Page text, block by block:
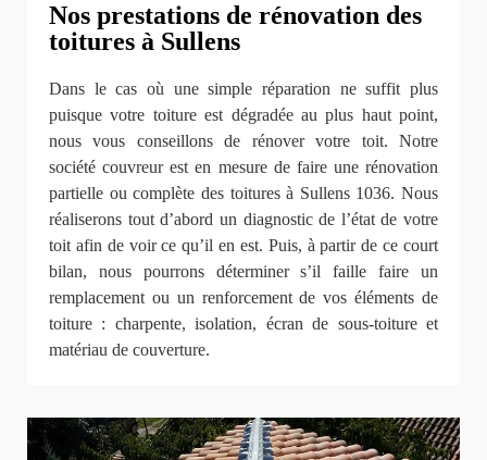
Nos prestations de rénovation des
toitures à Sullens
Dans le cas où une simple réparation ne suffit plus
puisque votre toiture est dégradée au plus haut point,
nous vous conseillons de rénover votre toit. Notre
société couvreur est en mesure de faire une rénovation
partielle ou complète des toitures à Sullens 1036. Nous
réaliserons tout d’abord un diagnostic de l’état de votre
toit afin de voir ce qu’il en est. Puis, à partir de ce court
bilan, nous pourrons déterminer s’il faille faire un
remplacement ou un renforcement de vos éléments de
toiture : charpente, isolation, écran de sous-toiture et
matériau de couverture.